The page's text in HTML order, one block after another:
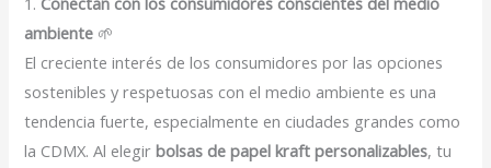
ambiente 🌱
El creciente interés de los consumidores por las opciones
sostenibles y respetuosas con el medio ambiente es una
tendencia fuerte, especialmente en ciudades grandes como
la CDMX. Al elegirbolsas de papel kraft personalizables, tu